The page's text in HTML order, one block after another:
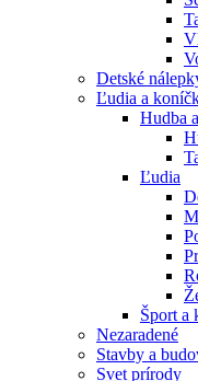
Detské
Ľudia a
Hudba
Ľudia
Šport a
Nezaradené
Stavby a
Svet prírody